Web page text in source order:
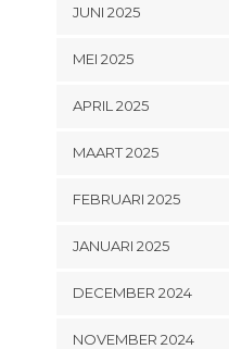
JUNI 2025
MEI 2025
APRIL 2025
MAART 2025
FEBRUARI 2025
JANUARI 2025
DECEMBER 2024
NOVEMBER 2024